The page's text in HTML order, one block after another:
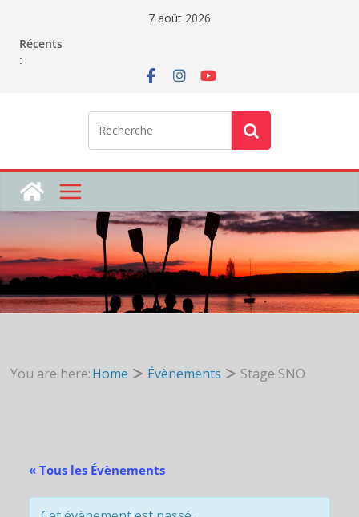
contenu
7 août 2026
Récents
:
You are here:Home Évènements Stage SNO
« Tous les Évènements